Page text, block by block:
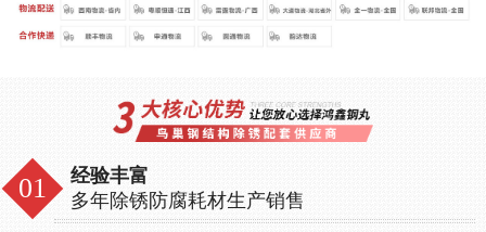
经验丰富
多年除锈防腐耗材生产销售